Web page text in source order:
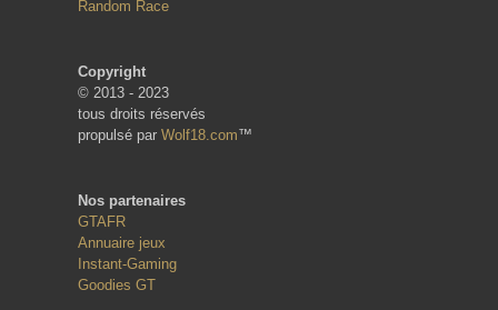
Random Race
Copyright
© 2013 - 2023
tous droits réservés
propulsé par Wolf18.com™
Nos partenaires
GTAFR
Annuaire jeux
Instant-Gaming
Goodies GT